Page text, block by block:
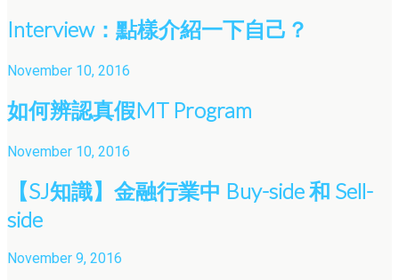
Interview：點樣介紹一下自己？
November 10, 2016
如何辨認真假MT Program
November 10, 2016
【SJ知識】金融行業中 Buy-side 和 Sell-
side
November 9, 2016